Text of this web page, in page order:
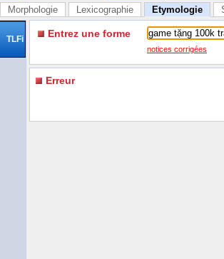
Morphologie Lexicographie Etymologie
TLFi Entrez une forme
notices corrigées
Erreur